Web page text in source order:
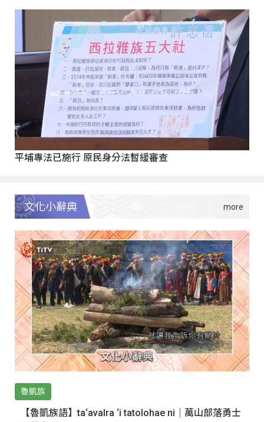
平埔專法已施行 原民身分法暫緩審查
文化小辭典
魯凱族
【魯凱族語】ta‘avalra ‘i tatolohae ni｜萬山部落勇士